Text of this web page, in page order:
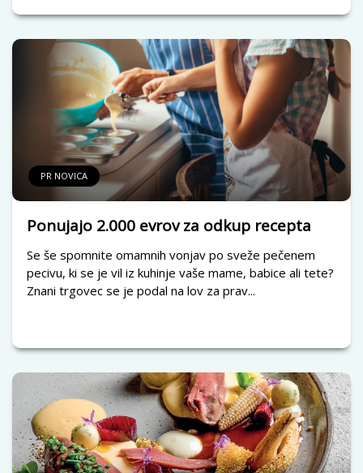
PR NOVICA
Ponujajo 2.000 evrov za odkup recepta
Se še spomnite omamnih vonjav po sveže pečenem
pecivu, ki se je vil iz kuhinje vaše mame, babice ali tete?
Znani trgovec se je podal na lov za prav...